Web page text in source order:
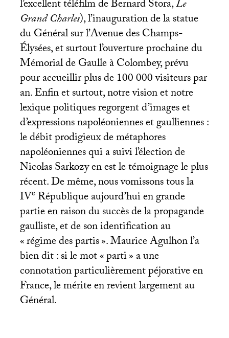
l’excellent téléfilm de Bernard Stora,Le
Grand Charles), l’inauguration de la statue
du Général sur l’Avenue des Champs-
Élysées, et surtout l’ouverture prochaine du
Mémorial de Gaulle à Colombey, prévu
pour accueillir plus de 100 000 visiteurs par
an. Enfin et surtout, notre vision et notre
lexique politiques regorgent d’images et
d’expressions napoléoniennes et gaulliennes :
le débit prodigieux de métaphores
napoléoniennes qui a suivi l’élection de
Nicolas Sarkozy en est le témoignage le plus
récent. De même, nous vomissons tous la
IVeRépublique aujourd’hui en grande
partie en raison du succès de la propagande
gaulliste, et de son identification au
«régime des partis». Maurice Agulhon l’a
bien dit : si le mot «parti» a une
connotation particulièrement péjorative en
France, le mérite en revient largement au
Général.